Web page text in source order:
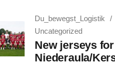
Du_bewegst_Logistik
Uncategorized
New jerseys
Niederaula/